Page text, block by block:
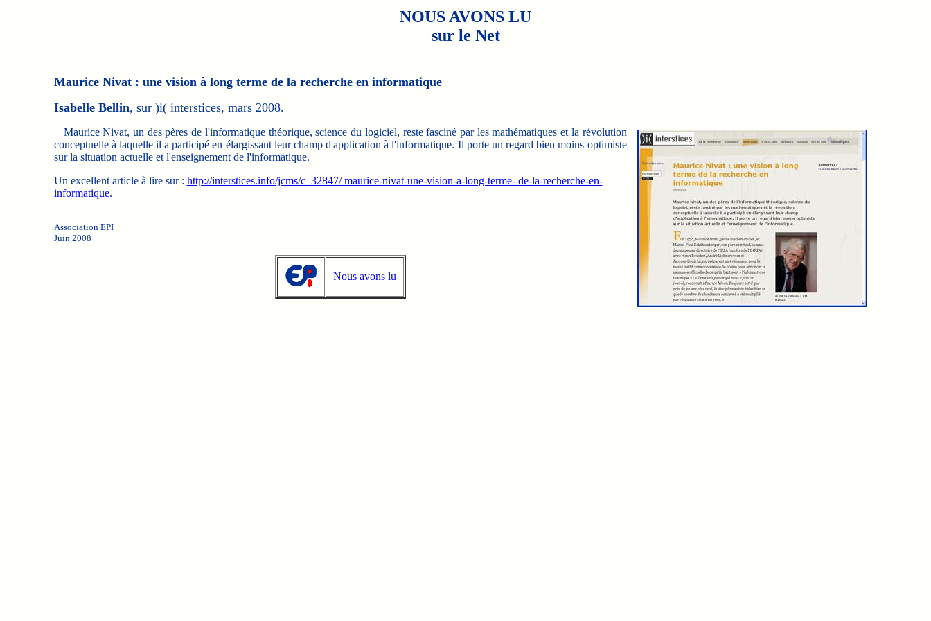
NOUS AVONS LU
sur le Net
Maurice Nivat : une vision à long terme de la recherche en informatique
Isabelle Bellin, sur )i( interstices, mars 2008.
Maurice Nivat, un des pères de l'informatique théorique, science du logiciel, reste fasciné par les mathématiques et la révolution
conceptuelle à laquelle il a participé en élargissant leur champ d'application à l'informatique. Il porte un regard bien moins optimiste
sur la situation actuelle et l'enseignement de l'informatique.
Un excellent article à lire sur : http://interstices.info/jcms/c_32847/ maurice-nivat-une-vision-a-long-terme- de-la-recherche-en-
informatique.
Association EPI
Juin 2008
Nous avons lu